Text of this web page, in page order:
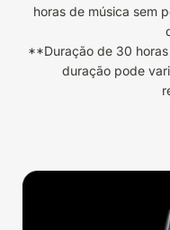
horas de música sem
**Duração de 30
duração pode